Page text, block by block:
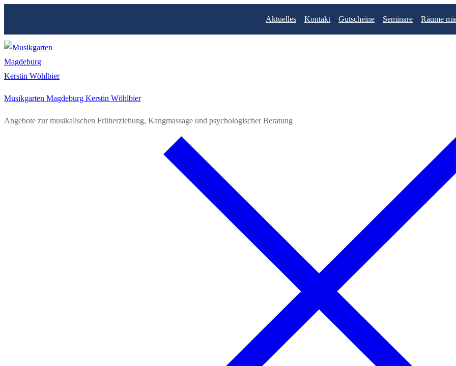
springen
Aktuelles
Kontakt Gutscheine Seminare Räume
Musikgarten Magdeburg Kerstin Wöhlbier
Angebote zur musikalischen Früherziehung, Kangmassage und psychologischer Beratung